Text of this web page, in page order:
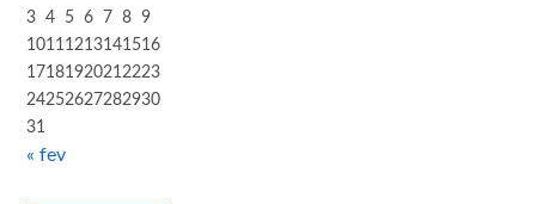
3 4 5 6 7 8 9
1011 1213141516
1718192021 2223
24252627282930
31
« fev